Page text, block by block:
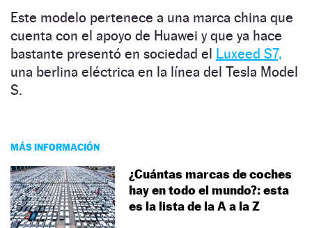
Este modelo pertenece a una marca china que
cuenta con el apoyo de Huawei y que ya hace
bastante presentó en sociedad el Luxeed S7,
una berlina eléctrica en la línea del Tesla Model
S.
MÁS INFORMACIÓN
¿Cuántas marcas de coches
hay en todo el mundo?: esta
es la lista de la A a la Z